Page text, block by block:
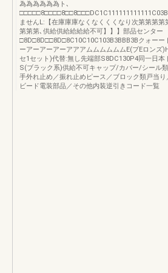
為為為為為為ト､
□□□□□8□□□□8□□8□□□DC1C111111111111C03B
ませんL:【在庫庫庫なくなくくくなり次第第第第
第第第､供給供給給給給不可】】】部品センター
□8D□8D□□8D□8C10C10C103B3BBB3Bクォーー
ーアーアーアーアアアムムムムムムE(ブEロンズ
セ1セット)代替:無し先端部S8DC130P4同一日本
S(ブラック系)供給不可キャップ/カバー/シール
手外れ止め／振れ止めピース／ブロック類戸当り
ビード電装部品／その他内装逆引きコード一覧